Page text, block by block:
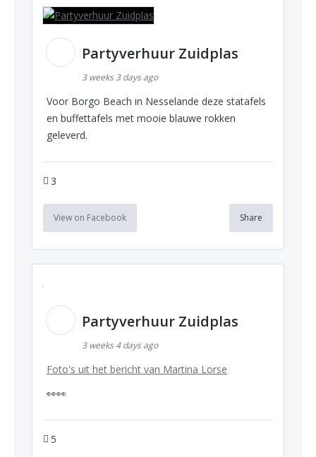
Partyverhuur Zuidplas
3 weeks 3 days ago
Voor Borgo Beach in Nesselande deze statafels
en buffettafels met mooie blauwe rokken
geleverd.
3
View on Facebook Share
Partyverhuur Zuidplas
3 weeks 4 days ago
Foto's uit het bericht van Martina Lorse
👀👀
5